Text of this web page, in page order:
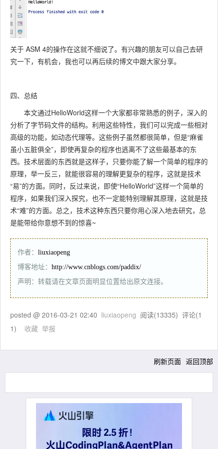
关于 ASM 4的操作在这就不细说了。有兴趣的朋友可以自己去研
究一下，有机会，我也可以再后续的博文中跟大家分享。
四、总结
本文通过HelloWorld这样一个大家都非常熟悉的例子，深入的
分析了字节码文件的结构。利用这些特性，我们可以完成一些相对
高级的功能，如动态代理等。这些例子虽然都很简单，但是“麻雀
虽小五脏俱全”，即使再复杂的程序也逃离不了这些最基本的东
西。技术层面的东西就是这样子，只要你能了解一个简单的程序的
原理，举一反三，就能很容易的理解更复杂的程序，这就是技术
“易”的方面。同时，反过来说，即使“HelloWorld”这样一个简单的
程序，如果我们深入探究，也不一定能特别理解其原理，这就是技
术“难”的方面。总之，技术这种东西只要你用心深入地去研究，总
是能带给你意想不到的惊喜~
作者： liuxiaopeng
博客地址： http://www.cnblogs.com/paddix/
声明：转载请在文章页面明显位置给出原文连接。
posted @ 2016-03-21 02:40 liuxiaopeng 阅读(13335) 评论(1
1) 收藏 举报
刷新页面 返回顶部